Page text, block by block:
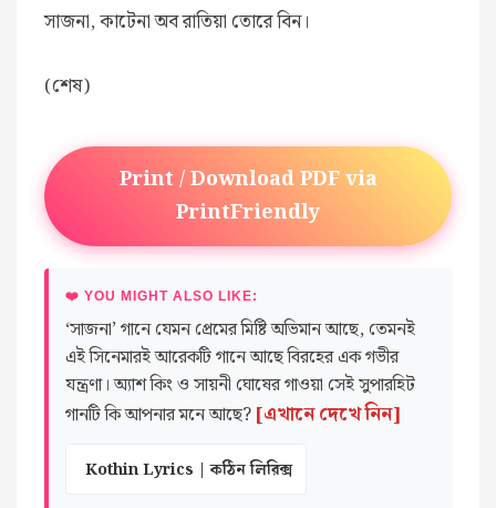
সাজনা, কাটেনা অব রাতিয়া তোরে বিন।
(শেষ)
Print / Download PDF via
PrintFriendly
❤️ YOU MIGHT ALSO LIKE:
‘সাজনা’ গানে যেমন প্রেমের মিষ্টি অভিমান আছে, তেমনই
এই সিনেমারই আরেকটি গানে আছে বিরহের এক গভীর
যন্ত্রণা। অ্যাশ কিং ও সায়নী ঘোষের গাওয়া সেই সুপারহিট
গানটি কি আপনার মনে আছে? [এখানে দেখে নিন]
Kothin Lyrics | কঠিন লিরিক্স